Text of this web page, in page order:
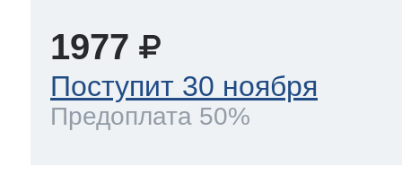
1977
Поступит 30 ноября
Предоплата 50%